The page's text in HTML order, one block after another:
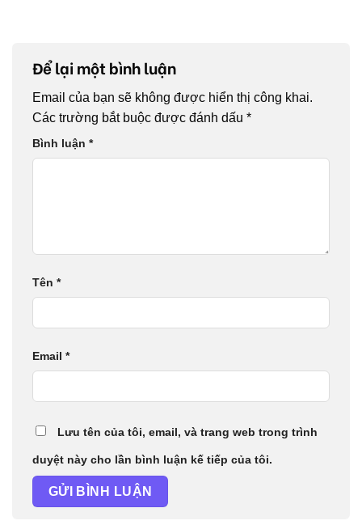
Để lại một bình luận
Email của bạn sẽ không được hiển thị công khai.
Các trường bắt buộc được đánh dấu *
Bình luận *
Tên *
Email *
Lưu tên của tôi, email, và trang web trong trình
duyệt này cho lần bình luận kế tiếp của tôi.